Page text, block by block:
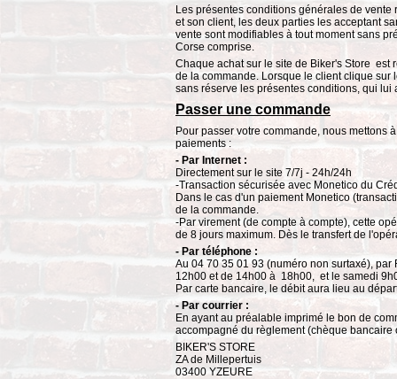
Les présentes conditions générales de
et son client, les deux parties les acceptant
vente sont modifiables à tout moment sans
Corse comprise.
Chaque achat sur le site de Biker's Store
de la commande. Lorsque le client clique sur
sans réserve les présentes conditions, qui
Passer une commande
Pour passer votre commande, nous mettons
paiements :
- Par Internet :
Directement sur le site 7/7j - 24h/24h
-Transaction sécurisée avec Monetico du
Dans le cas d'un paiement Monetico
de la commande.
-Par virement (de compte à compte), cette
de 8 jours maximum. Dès le transfert de
- Par téléphone :
Au 04 70 35 01 93 (numéro non surtaxé),
12h00 et de 14h00 à 18h00, et le samedi
Par carte bancaire, le débit aura lieu au
- Par courrier :
En ayant au préalable imprimé le bon de
accompagné du règlement (chèque bancaire
BIKER'S STORE
ZA de Millepertuis
03400 YZEURE